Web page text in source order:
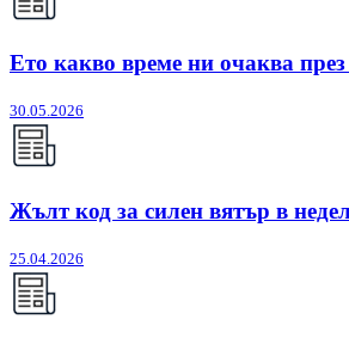
Ето какво време ни очаква
30.05.2026
Жълт код за силен вятър в
25.04.2026